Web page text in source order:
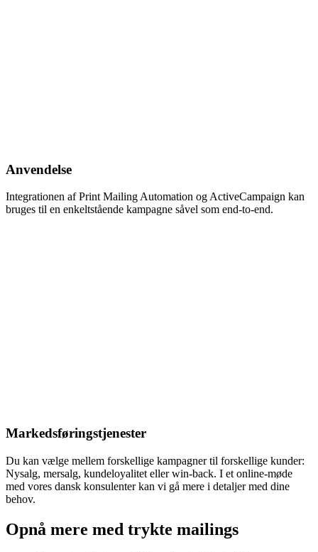
Anvendelse
Integrationen af Print Mailing Automation og ActiveCampaign kan
bruges til en enkeltstående kampagne såvel som end-to-end.
Markedsføringstjenester
Du kan vælge mellem forskellige kampagner til forskellige kunder:
Nysalg, mersalg, kundeloyalitet eller win-back. I et online-møde
med vores dansk konsulenter kan vi gå mere i detaljer med dine
behov.
Opnå mere med trykte mailings